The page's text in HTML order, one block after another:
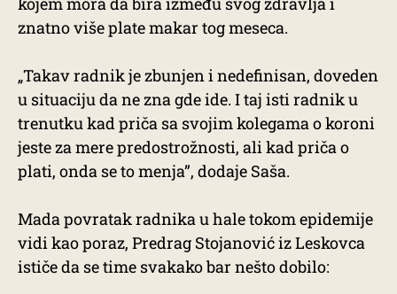
znatno više plate makar tog meseca.
„Takav radnik je zbunjen i nedefinisan, doveden
u situaciju da ne zna gde ide. I taj isti radnik u
trenutku kad priča sa svojim kolegama o koroni
jeste za mere predostrožnosti, ali kad priča o
plati, onda se to menja”, dodaje Saša.
Mada povratak radnika u hale tokom epidemije
vidi kao poraz, Predrag Stojanović iz Leskovca
ističe da se time svakako bar nešto dobilo: